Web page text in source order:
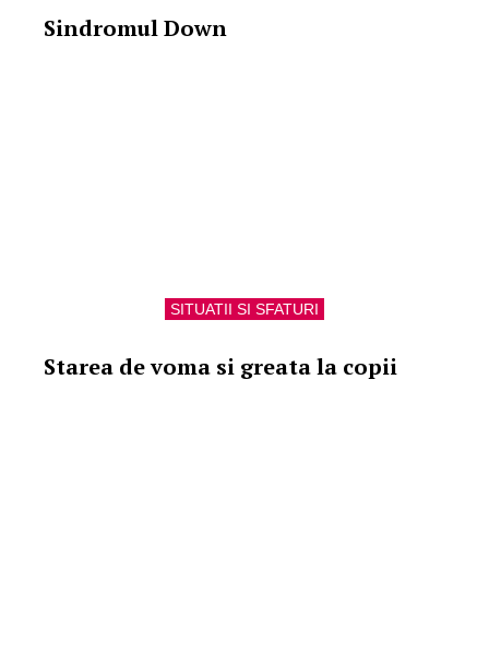
Sindromul Down
SITUATII SI SFATURI
Starea de voma si greata la copii